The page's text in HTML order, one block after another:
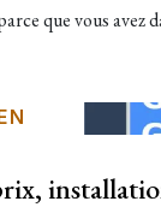
que vous avez